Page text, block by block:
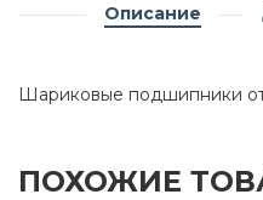
Описание
Шариковые подшипники
ПОХОЖИЕ